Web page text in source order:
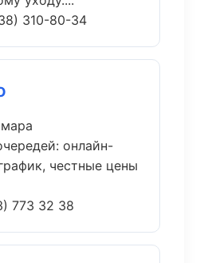
310-80-34
онлайн-
честные цены
773 32 38